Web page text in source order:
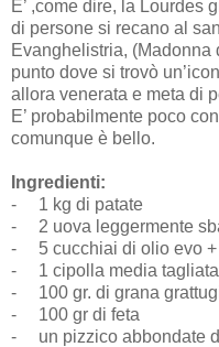
E’ ,come dire, la Lourdes
di persone si recano al
Evanghelistria, (Madonna
punto dove si trovò
allora venerata e meta di
E’ probabilmente poco
comunque è bello.
Ingredienti:
-
1 kg di patate
-
2 uova leggermente
-
5 cucchiai di olio evo
-
1 cipolla media
-
100 gr. di grana
-
100 gr di feta
-
un pizzico abbondate